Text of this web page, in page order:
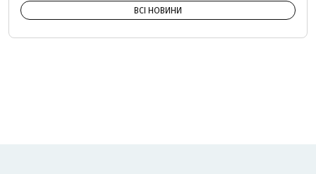
ВСІ НОВИНИ